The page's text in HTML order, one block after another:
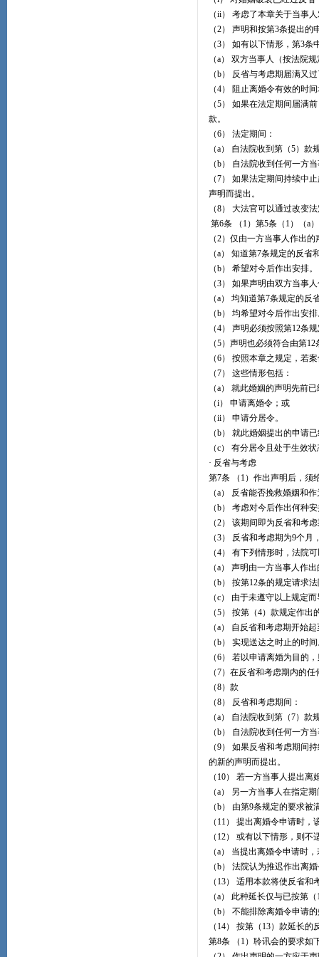
（ii） 考虑了本章关于当事
（2） 声明和按第3条提出
（3） 如有以下情形，第3
（a） 双方当事人（按法院
（b） 反省与考虑期届满又
（4） 阻止离婚令有效的时
（5） 如果在法定期间届满
款。
（6） 法定期间：
（a） 自法院收到第（5）
（b） 自法院收到任何一方
（7） 如果法定期间持续中
声明而提出。
（8） 大法官可以通过改变
第6条 （1）第5条（1）（a
（2）仅由一方当事人作出
（a） 知道第7条规定的反省
（b） 希望对今后作出安排。
（3） 如果声明由双方当事
（a） 均知道第7条规定的
（b） 均希望对今后作出安
（4） 声明必须按照第12条
（5）声明也必须符合由第
（6） 按照本章之规定，若
（7） 这些情形包括：
（a） 就此婚姻的声明先前
（i） 申请离婚令；或
（ii） 申请分居令。
（b） 就此婚姻提出的申请
（c） 有分居令且处于生效
· 反省与考虑
第7条 （1）作出声明后，须
（a） 反省能否挽救婚姻和
（b） 考虑对今后作出何种
（2） 该期间即为反省和考
（3） 反省和考虑期为9个
（4） 有下列情形时，法院
（a） 声明由一方当事人作
（b） 按第12条的规定请求
（c） 由于未遵守以上规定
（5） 按第（4）款规定作
（a） 自反省和考虑期开始起
（b） 实现送达之时止的时
（6） 若以申请离婚为目的
（7）在反省和考虑期内的
（8）款
（8） 反省和考虑期间：
（a） 自法院收到第（7）
（b） 自法院收到任何一方
（9） 如果反省和考虑期间
的新的声明而提出。
（10） 若一方当事人提出
（a） 另一方当事人在指定
（b） 由第9条规定的要求被
（11） 提出离婚令申请时
（12） 或有以下情形，则不
（a） 当提出离婚令申请时
（b） 法院认为推迟作出离
（13） 适用本款将使反省
（a） 此种延长仅与已按第
（b） 不能排除离婚令申请
（14） 按第（13）款延长
第8条 （1）聆讯会的要求如